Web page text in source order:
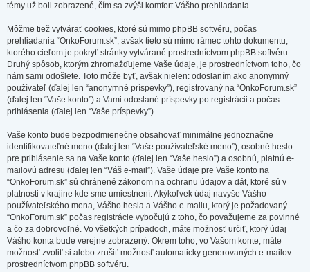
témy už boli zobrazené, čím sa zvýši komfort Vášho prehliadania.
Môžme tiež vytvárať cookies, ktoré sú mimo phpBB softvéru, počas
prehliadania “OnkoForum.sk”, avšak tieto sú mimo rámec tohto dokumentu,
ktorého cieľom je pokryť stránky vytvárané prostredníctvom phpBB softvéru.
Druhý spôsob, ktorým zhromažďujeme Vaše údaje, je prostredníctvom toho, čo
nám sami odošlete. Toto môže byť, avšak nielen: odoslaním ako anonymný
používateľ (ďalej len “anonymné príspevky”), registrovaný na “OnkoForum.sk”
(ďalej len “Vaše konto”) a Vami odoslané príspevky po registrácii a počas
prihlásenia (ďalej len “Vaše príspevky”).
Vaše konto bude bezpodmienečne obsahovať minimálne jednoznačne
identifikovateľné meno (ďalej len “Vaše používateľské meno”), osobné heslo
pre prihlásenie sa na Vaše konto (ďalej len “Vaše heslo”) a osobnú, platnú e-
mailovú adresu (ďalej len “Váš e-mail”). Vaše údaje pre Vaše konto na
“OnkoForum.sk” sú chránené zákonom na ochranu údajov a dát, ktoré sú v
platnosti v krajine kde sme umiestnení. Akýkoľvek údaj navyše Vášho
používateľského mena, Vášho hesla a Vášho e-mailu, ktorý je požadovaný
“OnkoForum.sk” počas registrácie vybočujú z toho, čo považujeme za povinné
a čo za dobrovoľné. Vo všetkých prípadoch, máte možnosť určiť, ktorý údaj
Vášho konta bude verejne zobrazený. Okrem toho, vo Vašom konte, máte
možnosť zvoliť si alebo zrušiť možnosť automaticky generovaných e-mailov
prostredníctvom phpBB softvéru.